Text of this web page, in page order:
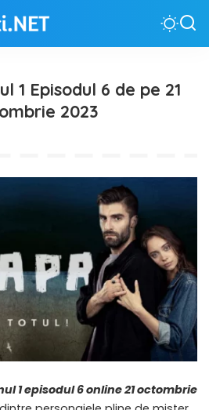
1 Episodul 6 de pe 21
2023
1 episodul 6 online21 octombrie